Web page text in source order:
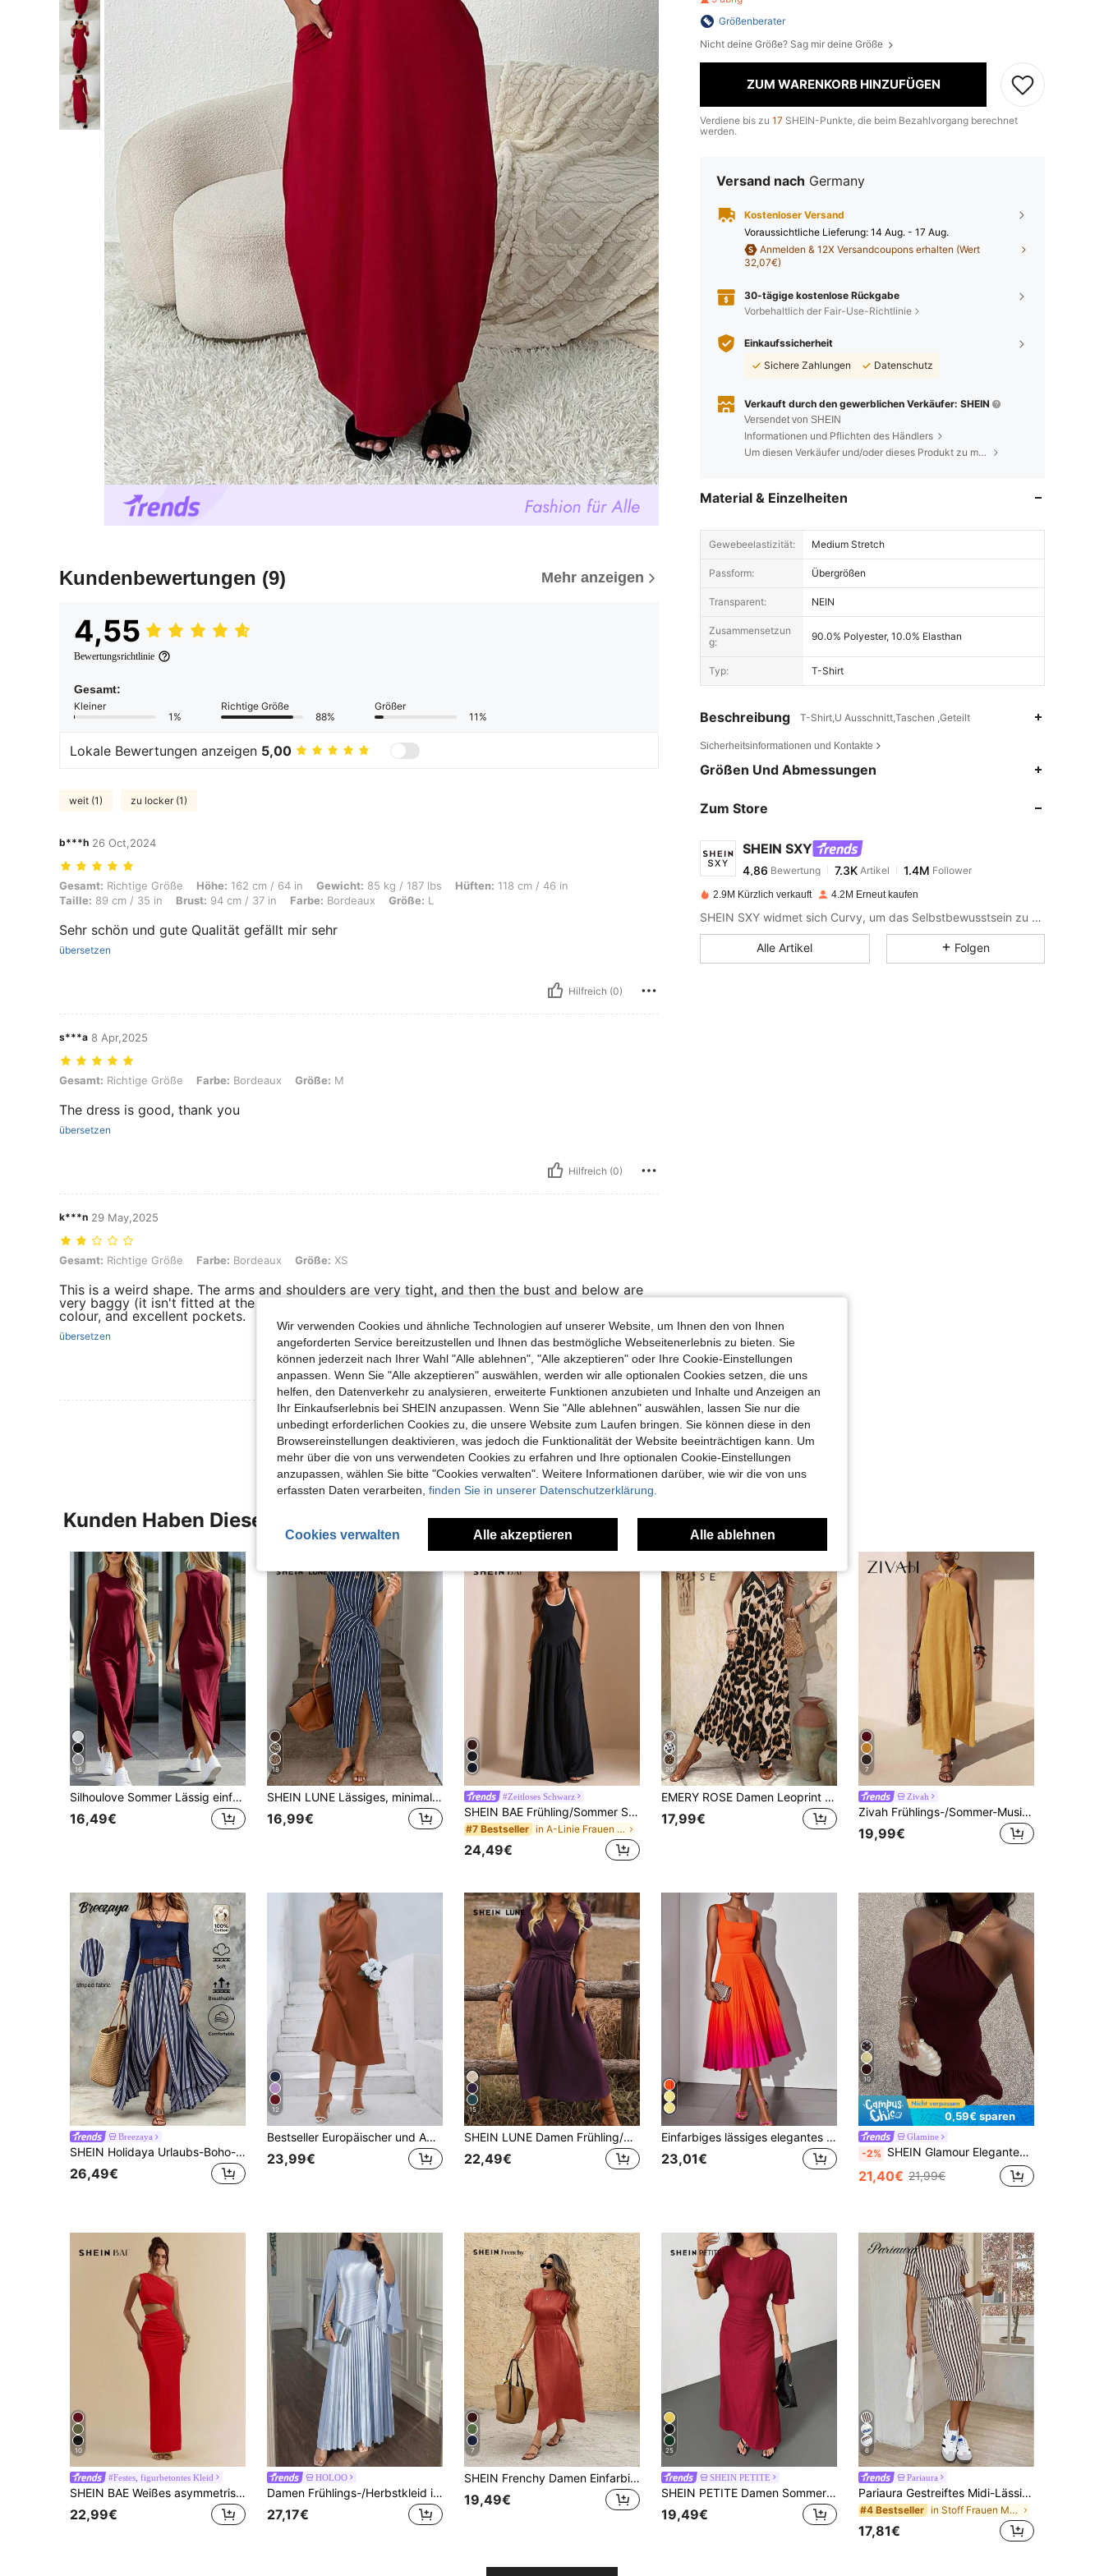
Kundenbewertungen (9) Mehr anzeigen
4,55
Bewertungsrichtlinie
Gesamt:
Kleiner
1%
Richtige Größe
88%
Größer
11%
Lokale Bewertungen anzeigen 5,00
weit (1) zu locker (1)
b***h 26 Oct,2024
Gesamt: Richtige Größe, Höhe: 162 cm / 64 in, Gewicht: 85 kg / 187 lbs, Hüften: 118 cm / 46 in, Taille: 89 cm / 35 in, Brust: 94 cm / 37 in, Farbe: Bordeaux, Größe: L
Gesamt: Richtige Größe Höhe: 162 cm / 64 in Gewicht: 85 kg / 187 lbs Hüften: 118 cm / 46 in
Taille: 89 cm / 35 in Brust: 94 cm / 37 in Farbe: Bordeaux Größe: L
Sehr schön und gute Qualität gefällt mir sehr
übersetzen
Hilfreich (0)
s***a 8 Apr,2025
Gesamt: Richtige Größe, Farbe: Bordeaux, Größe: M
Gesamt: Richtige Größe Farbe: Bordeaux Größe: M
The dress is good, thank you
übersetzen
Hilfreich (0)
k***n 29 May,2025
Gesamt: Richtige Größe, Farbe: Bordeaux, Größe: XS
Gesamt: Richtige Größe Farbe: Bordeaux Größe: XS
This is a weird shape. The arms and shoulders are very tight, and then the bust and below are
very baggy (it isn't fitted at the waist like in the pictures). But good soft stretchy fabric, lovely
colour, and excellent pockets.
übersetzen
Hilfreich (0)
Mehr Bewertungen Ansehen
Größenberater
Nicht deine Größe? Sag mir deine Größe
ZUM WARENKORB HINZUFÜGEN
Verdiene bis zu 17 SHEIN-Punkte, die beim Bezahlvorgang berechnet
werden.
Versand nach Germany
Kostenloser Versand
Voraussichtliche Lieferung: 14 Aug. - 17 Aug.
Anmelden & 12X Versandcoupons erhalten (Wert
32,07€)
30-tägige kostenlose Rückgabe
Vorbehaltlich der Fair-Use-Richtlinie
Einkaufssicherheit
Sichere Zahlungen
Datenschutz
Verkauft durch den gewerblichen Verkäufer: SHEIN
Versendet von SHEIN
Informationen und Pflichten des Händlers
Um diesen Verkäufer und/oder dieses Produkt zu melden
Material & Einzelheiten
Gewebeelastizität: Medium Stretch
Passform: Übergrößen
Transparent: NEIN
Zusammensetzun
g:
90.0% Polyester, 10.0% Elasthan
Typ: T-Shirt
Beschreibung T-Shirt,U Ausschnitt,Taschen ,Geteilt
Sicherheitsinformationen und Kontakte
Größen Und Abmessungen
Zum Store
SHEIN SXY
4,86
4,86 Bewertung 7.3KArtikel
R***cbezahltVor 1 Tag
4,86
2.9M Kürzlich verkauft 4.2M Erneut kaufen
SHEIN SXY widmet sich Curvy, um das Selbstbewusstsein zu stärken und mit den Reizen zu spielen.
Alle Artikel Folgen
Kunden Haben Diese Artikel Auch Angeschaut
16
Silhoulove Sommer Lässig einfarbiges Kleid mit Schlitz an der Seite und ärmellos
16,49€
18
SHEIN LUNE Lässiges, minimalistisches maritimes Stil Marineblau Basis Farbe Seil weiß Streifen Muster Muster Sommer elegantes Twist Taille hoher Schlitz ärmelloses Midi-Kleid, Damen lässiges Strick Textur Bodycon Kleid, Damen Geburtstagsoutfit, Damen Fitness Set, Damen Hochzeitsgast Kleid, Damen Bürokleidung, geeignet für Frühling/Sommer, Urlaub
16,99€
#Zeitloses Schwarz
SHEIN BAE Frühling/Sommer Schwarz & Weiß Farbblock U-Ausschnitt Kontrastbesatz Ärmellos Tailliertes A-Linien Maxikleid für Frauen, Lässig Eleganter Schlankmachender Stil, Geeignet für Tägliches Pendeln, Strandurlaub, Dating, Ausflüge, Lässige Zusammenkünfte, Minimalistisches Design
#7 Bestseller in A-Linie Frauen Maxikleider
24,49€
20
EMERY ROSE Damen Leoprint ärmelloses Kleid, Lässig Urlaubs Maxikleid Urlaubsoutfit für den Strand
17,99€
7
Zivah
Zivah Frühlings-/Sommer-Musikfestival, Ostern, St. Patrick's Day, Valentinstag, Date, Western, Nomadisch, Geburtstagsfest, Abschluss, College-Stil, Student, Alltagskleidung, grundlegende vielseitige, lässig, Urlaub, Kreuzfahrt, Strand, Sonnenbaden, viraler Hit, Streetwear, Hochzeitsgast, Pendler, Brunch, Flughafen, Party, Feiertagsausflug, Bürokleidung Ärmellos Neckholder Gerafftes Design Metall Dekor Leinen Braun Maxikleid
19,99€
Breezaya
SHEIN Holidaya Urlaubs-Boho-Stil Marineblau Off-Shoulder Langarm Patchwork gestreiftes Kleid, Off-Shoulder-Design betont Schlüsselbein, schlank und elegant, vertikal gestreifter fließender Maxirock
26,49€
12
Bestseller Europäischer und Amerikanischer Mode Damen Satin ärmelloses Midi-Kleid, elegantes vielseitiges Design Abendkleid Party Sommer
23,99€
15
SHEIN LUNE Damen Frühling/Sommer Westlicher Boho-Stil Lässiges Kleid mit geraffter Taille, gekreuzten Rückendetails, Trompetenärmeln und Midi-Länge
22,49€
Einfarbiges lässiges elegantes ärmelloses Kleid mit Reißverschluss, Farbverlauf-Falten, Abendkleid für den Sommer, Quiet Luxury
23,01€
10
0,59€ sparen
Glamine
-2% SHEIN Glamour Elegantes, burgunderrotes Sommerkleid für Damen, Vintage-Abendkleid mit Neckholder und offenem Rücken, figurbetontes Oberteil und hochtaillierter Faltenrock
21,40€ 21,99€
10
#Festes, figurbetontes Kleid
SHEIN BAE Weißes asymmetrisches gerafftes Bodycon-Kleid mit hohem Schlitz, Strandresort-Weißkleid, Boho-Kleid
22,99€
HOLOO
Damen Frühlings-/Herbstkleid in Hellblau mit Rundhalsausschnitt, geschlitzten Glockenärmeln, geraffter Taille und Falten, elegantes und anmutiges formelles Kleid für Party und Hochzeit
27,17€
7
SHEIN Frenchy Damen Einfarbiges Plissee Lässig Alltag Sommer Midi-Kleid
19,49€
25
SHEIN PETITE
SHEIN PETITE Damen Sommer Einfarbiges Leinenmischung Lässig Elegantes Kleid,Petite Frauen
19,49€
6
Pariaura
Pariaura Gestreiftes Midi-Lässig-Kleid mit Bindedetail für Frauen
#4 Bestseller in Stoff Frauen Midikleider
17,81€
Wir verwenden Cookies und ähnliche Technologien auf unserer Website, um Ihnen den von Ihnen
angeforderten Service bereitzustellen und Ihnen das bestmögliche Webseitenerlebnis zu bieten. Sie
können jederzeit nach Ihrer Wahl "Alle ablehnen", "Alle akzeptieren" oder Ihre Cookie-Einstellungen
anpassen. Wenn Sie "Alle akzeptieren" auswählen, werden wir alle optionalen Cookies setzen, die uns
helfen, den Datenverkehr zu analysieren, erweiterte Funktionen anzubieten und Inhalte und Anzeigen an
Ihr Einkaufserlebnis bei SHEIN anzupassen. Wenn Sie "Alle ablehnen" auswählen, lassen Sie nur die
unbedingt erforderlichen Cookies zu, die unsere Website zum Laufen bringen. Sie können diese in den
Browsereinstellungen deaktivieren, was jedoch die Funktionalität der Website beeinträchtigen kann. Um
mehr über die von uns verwendeten Cookies zu erfahren und Ihre optionalen Cookie-Einstellungen
anzupassen, wählen Sie bitte "Cookies verwalten". Weitere Informationen darüber, wie wir die von uns
erfassten Daten verarbeiten, finden Sie in unserer Datenschutzerklärung.
Cookies verwalten Alle akzeptieren Alle ablehnen